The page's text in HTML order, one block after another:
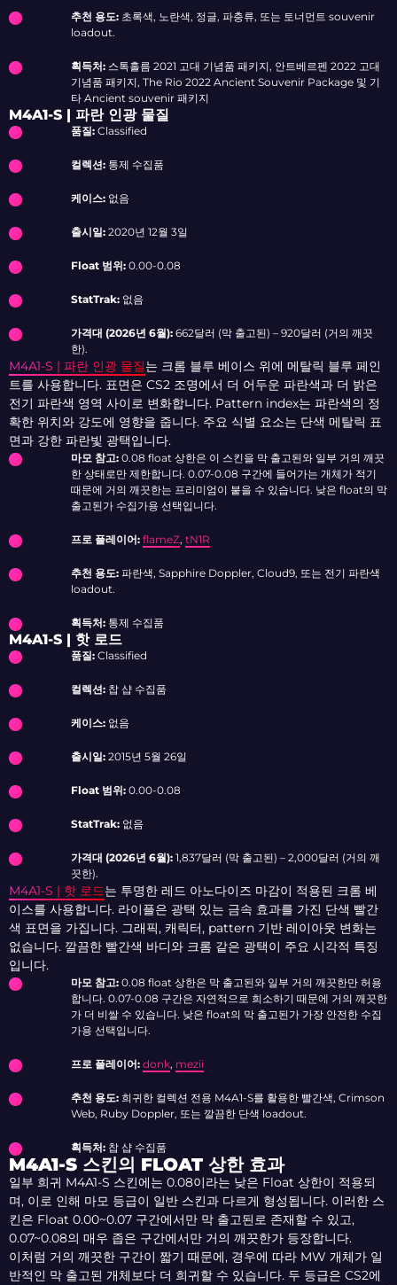
추천 용도: 초록색, 노란색, 정글, 파충류, 또는 토너먼트 souvenir
loadout.
획득처: 스톡홀름 2021 고대 기념품 패키지, 안트베르펜 2022 고대
기념품 패키지, The Rio 2022 Ancient Souvenir Package 및 기
타 Ancient souvenir 패키지
M4A1-S | 파란 인광 물질
품질: Classified
컬렉션: 통제 수집품
케이스: 없음
출시일: 2020년 12월 3일
Float 범위: 0.00-0.08
StatTrak: 없음
가격대 (2026년 6월): 662달러 (막 출고된) – 920달러 (거의 깨끗
한).
M4A1-S | 파란 인광 물질는 크롬 블루 베이스 위에 메탈릭 블루 페인
트를 사용합니다. 표면은 CS2 조명에서 더 어두운 파란색과 더 밝은
전기 파란색 영역 사이로 변화합니다. Pattern index는 파란색의 정
확한 위치와 강도에 영향을 줍니다. 주요 식별 요소는 단색 메탈릭 표
면과 강한 파란빛 광택입니다.
마모 참고: 0.08 float 상한은 이 스킨을 막 출고된와 일부 거의 깨끗
한 상태로만 제한합니다. 0.07-0.08 구간에 들어가는 개체가 적기
때문에 거의 깨끗한는 프리미엄이 붙을 수 있습니다. 낮은 float의 막
출고된가 수집가용 선택입니다.
프로 플레이어: flameZ, tN1R
추천 용도: 파란색, Sapphire Doppler, Cloud9, 또는 전기 파란색
loadout.
획득처: 통제 수집품
M4A1-S | 핫 로드
품질: Classified
컬렉션: 찹 샵 수집품
케이스: 없음
출시일: 2015년 5월 26일
Float 범위: 0.00-0.08
StatTrak: 없음
가격대 (2026년 6월): 1,837달러 (막 출고된) – 2,000달러 (거의 깨
끗한).
M4A1-S | 핫 로드는 투명한 레드 아노다이즈 마감이 적용된 크롬 베
이스를 사용합니다. 라이플은 광택 있는 금속 효과를 가진 단색 빨간
색 표면을 가집니다. 그래픽, 캐릭터, pattern 기반 레이아웃 변화는
없습니다. 깔끔한 빨간색 바디와 크롬 같은 광택이 주요 시각적 특징
입니다.
마모 참고: 0.08 float 상한은 막 출고된와 일부 거의 깨끗한만 허용
합니다. 0.07-0.08 구간은 자연적으로 희소하기 때문에 거의 깨끗한
가 더 비쌀 수 있습니다. 낮은 float의 막 출고된가 가장 안전한 수집
가용 선택입니다.
프로 플레이어: donk, mezii
추천 용도: 희귀한 컬렉션 전용 M4A1-S를 활용한 빨간색, Crimson
Web, Ruby Doppler, 또는 깔끔한 단색 loadout.
획득처: 찹 샵 수집품
M4A1-S 스킨의 FLOAT 상한 효과
일부 희귀 M4A1-S 스킨에는 0.08이라는 낮은 Float 상한이 적용되
며, 이로 인해 마모 등급이 일반 스킨과 다르게 형성됩니다. 이러한 스
킨은 Float 0.00~0.07 구간에서만 막 출고된로 존재할 수 있고,
0.07~0.08의 매우 좁은 구간에서만 거의 깨끗한가 등장합니다.
이처럼 거의 깨끗한 구간이 짧기 때문에, 경우에 따라 MW 개체가 일
반적인 막 출고된 개체보다 더 희귀할 수 있습니다. 두 등급은 CS2에